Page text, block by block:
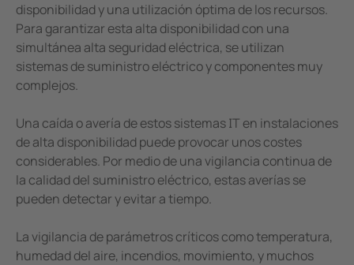
eMobility
Centros de Proceso de Datos
Minería
disponibilidad y una utilización óptima de los recursos.
Para garantizar esta alta disponibilidad con una
simultánea alta seguridad eléctrica, se utilizan
sistemas de suministro eléctrico y componentes muy
complejos.
Una caída o avería de estos sistemas IT en instalaciones
de alta disponibilidad puede provocar unos costes
considerables. Por medio de una vigilancia continua de
la calidad del suministro eléctrico, estas averías se
pueden detectar y evitar a tiempo.
La vigilancia de parámetros críticos como temperatura,
humedad del aire, incendios, movimiento, y muchos